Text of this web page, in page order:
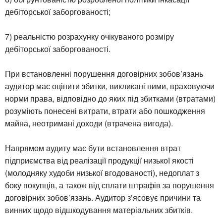
дебіторської заборгованості;
7) реальністю розрахунку очікуваного розміру
дебіторської заборгованості.
При встановленні порушення договірних зобов’язань
аудитор має оцінити збитки, викликані ними, враховуючи
норми права, відповідно до яких під збитками (втратами)
розуміють понесені витрати, втрати або пошкодження
майна, неотримані доходи (втрачена вигода).
Напрямом аудиту має бути встановлення втрат
підприємства від реалізації продукції низької якості
(молодняку худоби низької вгодованості), недоплат з
боку покупців, а також від сплати штрафів за порушення
договірних зобов’язань. Аудитор з’ясовує причини та
винних щодо відшкодування матеріальних збитків.